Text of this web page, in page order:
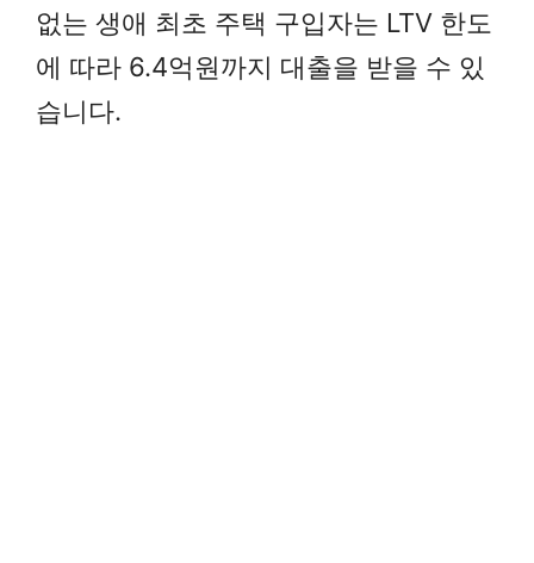
없는 생애 최초 주택 구입자는 LTV 한도
에 따라 6.4억원까지 대출을 받을 수 있
습니다.